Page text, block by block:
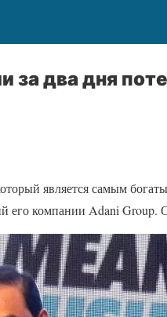
за два дня
является самым
его компании Adani